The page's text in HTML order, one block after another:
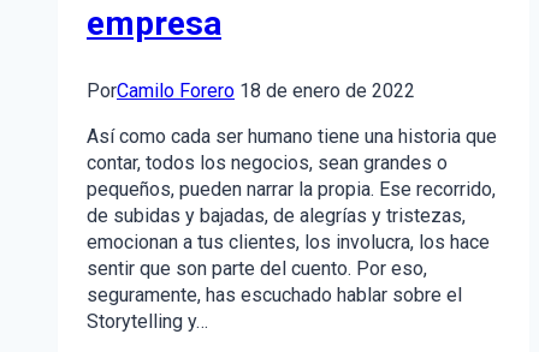
empresa
PorCamilo Forero 18 de enero de 2022
Así como cada ser humano tiene una historia que
contar, todos los negocios, sean grandes o
pequeños, pueden narrar la propia. Ese recorrido,
de subidas y bajadas, de alegrías y tristezas,
emocionan a tus clientes, los involucra, los hace
sentir que son parte del cuento. Por eso,
seguramente, has escuchado hablar sobre el
Storytelling y…